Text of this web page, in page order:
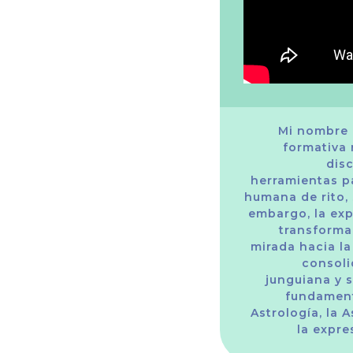
Mi nombre
formativa
herramientas
humana de rito,
embargo, la
mirada hacia
junguiana y
Astrología, la
la